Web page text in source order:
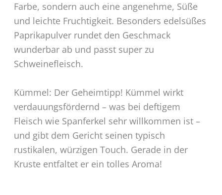
Farbe, sondern auch eine angenehme, Süße
und leichte Fruchtigkeit. Besonders edelsüßes
Paprikapulver rundet den Geschmack
wunderbar ab und passt super zu
Schweinefleisch.
Kümmel: Der Geheimtipp! Kümmel wirkt
verdauungsfördernd – was bei deftigem
Fleisch wie Spanferkel sehr willkommen ist –
und gibt dem Gericht seinen typisch
rustikalen, würzigen Touch. Gerade in der
Kruste entfaltet er ein tolles Aroma!